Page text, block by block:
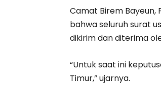
Camat Birem Bayeun,
bahwa seluruh surat
dikirim dan diterima
“Untuk saat ini
Timur,” ujarnya.